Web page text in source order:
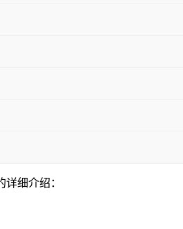
细介绍：